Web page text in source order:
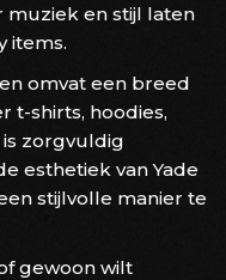
muziek en stijl laten
items.
omvat een breed
t-shirts, hoodies,
is zorgvuldig
esthetiek van Yade
stijlvolle manier te
gewoon wilt